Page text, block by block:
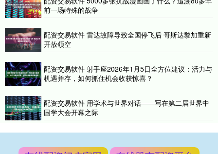
前一场特殊的战争
配资交易软件 雷达故障导致全国停飞后 哥斯达黎加重新
开放领空
配资交易软件 射手座2026年1月5日全方位建议：活力与
机遇并存，如何抓住机会收获惊喜？
配资交易软件 用学术与世界对话——写在第二届世界中
国学大会开幕之际